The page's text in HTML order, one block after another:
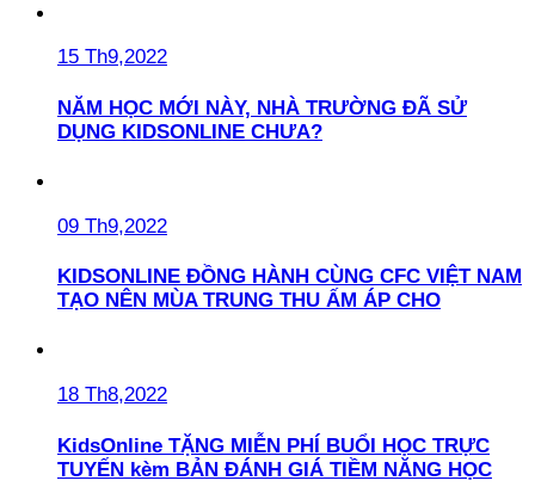
15 Th9,2022
NĂM HỌC MỚI NÀY, NHÀ TRƯỜNG ĐÃ SỬ
DỤNG KIDSONLINE CHƯA?
09 Th9,2022
KIDSONLINE ĐỒNG HÀNH CÙNG CFC VIỆT NAM
TẠO NÊN MÙA TRUNG THU ẤM ÁP CHO
18 Th8,2022
KidsOnline TẶNG MIỄN PHÍ BUỔI HỌC TRỰC
TUYẾN kèm BẢN ĐÁNH GIÁ TIỀM NĂNG HỌC